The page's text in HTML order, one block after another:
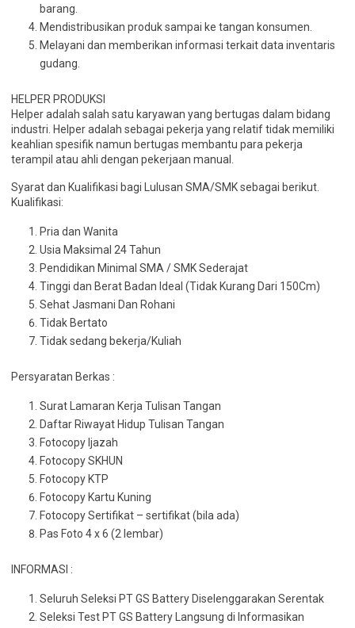
barang.
Mendistribusikan produk sampai ke tangan konsumen.
Melayani dan memberikan informasi terkait data inventaris
gudang.
HELPER PRODUKSI
Helper adalah salah satu karyawan yang bertugas dalam bidang
industri. Helper adalah sebagai pekerja yang relatif tidak memiliki
keahlian spesifik namun bertugas membantu para pekerja
terampil atau ahli dengan pekerjaan manual.
Syarat dan Kualifikasi bagi Lulusan SMA/SMK sebagai berikut.
Kualifikasi:
Pria dan Wanita
Usia Maksimal 24 Tahun
Pendidikan Minimal SMA / SMK Sederajat
Tinggi dan Berat Badan Ideal (Tidak Kurang Dari 150Cm)
Sehat Jasmani Dan Rohani
Tidak Bertato
Tidak sedang bekerja/Kuliah
Persyaratan Berkas :
Surat Lamaran Kerja Tulisan Tangan
Daftar Riwayat Hidup Tulisan Tangan
Fotocopy Ijazah
Fotocopy SKHUN
Fotocopy KTP
Fotocopy Kartu Kuning
Fotocopy Sertifikat – sertifikat (bila ada)
Pas Foto 4 x 6 (2 lembar)
INFORMASI :
Seluruh Seleksi PT GS Battery Diselenggarakan Serentak
Seleksi Test PT GS Battery Langsung di Informasikan